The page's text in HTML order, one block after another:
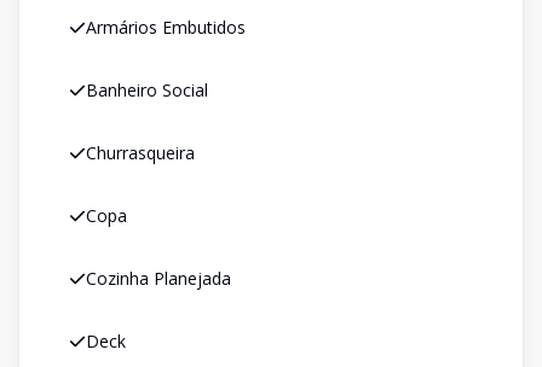
Armários Embutidos
Banheiro Social
Churrasqueira
Copa
Cozinha Planejada
Deck